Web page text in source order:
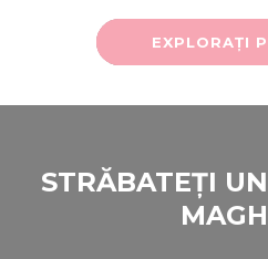
EXPLORAȚI
STRĂBATEȚI